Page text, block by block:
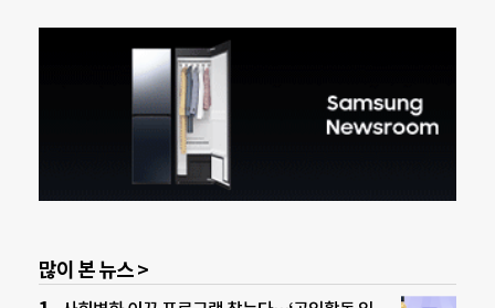
많이 본 뉴스 >